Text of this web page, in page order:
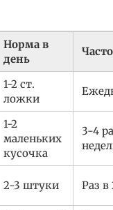
Норма в
день
1-2 ст.
ложки
1-2
маленьких
кусочка
3-4
2-3 штуки Раз в